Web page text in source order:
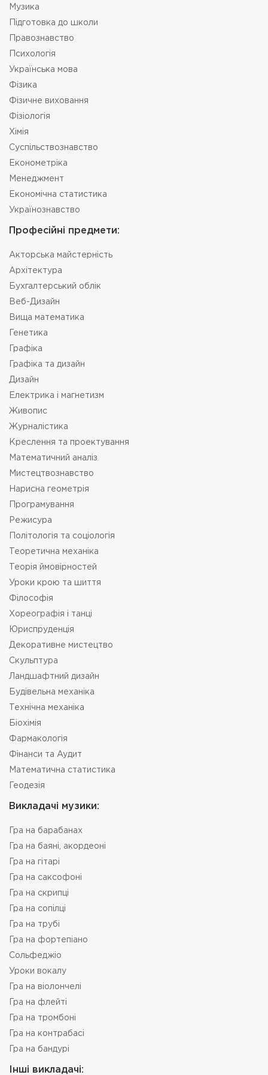
Музика
Підготовка до школи
Правознавство
Психологія
Українська мова
Фізика
Фізичне виховання
Фізіологія
Хімія
Суспільствознавство
Економетріка
Менеджмент
Економічна статистика
Українознавство
Професійні предмети:
Акторська майстерність
Архітектура
Бухгалтерський облік
Веб-Дизайн
Вища математика
Генетика
Графіка
Графіка та дизайн
Дизайн
Електрика і магнетизм
Живопис
Журналістика
Креслення та проектування
Математичний аналіз
Мистецтвознавство
Нарисна геометрія
Програмування
Режисура
Політологія та соціологія
Теоретична механіка
Теорія ймовірностей
Уроки крою та шиття
Філософія
Хореографія і танці
Юриспруденція
Декоративне мистецтво
Скульптура
Ландшафтний дизайн
Будівельна механіка
Технічна механіка
Біохімія
Фармакологія
Фінанси та Аудит
Математична статистика
Геодезія
Викладачі музики:
Гра на барабанах
Гра на баяні, акордеоні
Гра на гітарі
Гра на саксофоні
Гра на скрипці
Гра на сопілці
Гра на трубі
Гра на фортепіано
Сольфеджіо
Уроки вокалу
Гра на віолончелі
Гра на флейті
Гра на тромбоні
Гра на контрабасі
Гра на бандурі
Інші викладачі: